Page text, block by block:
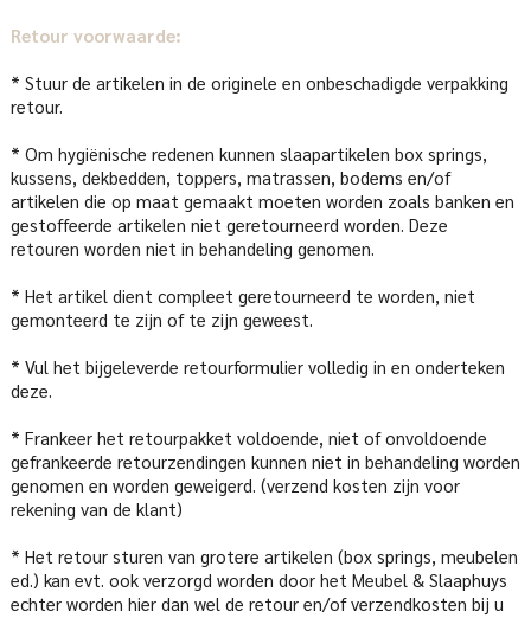
Retour voorwaarde:
* Stuur de artikelen in de originele en onbeschadigde verpakking
retour.
* Om hygiënische redenen kunnen slaapartikelen box springs,
kussens, dekbedden, toppers, matrassen, bodems en/of
artikelen die op maat gemaakt moeten worden zoals banken en
gestoffeerde artikelen niet geretourneerd worden. Deze
retouren worden niet in behandeling genomen.
* Het artikel dient compleet geretourneerd te worden, niet
gemonteerd te zijn of te zijn geweest.
* Vul het bijgeleverde retourformulier volledig in en onderteken
deze.
* Frankeer het retourpakket voldoende, niet of onvoldoende
gefrankeerde retourzendingen kunnen niet in behandeling worden
genomen en worden geweigerd. (verzend kosten zijn voor
rekening van de klant)
* Het retour sturen van grotere artikelen (box springs, meubelen
ed.) kan evt. ook verzorgd worden door het Meubel & Slaaphuys
echter worden hier dan wel de retour en/of verzendkosten bij u